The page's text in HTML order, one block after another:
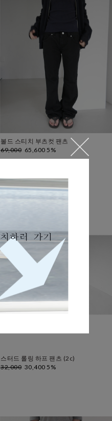
볼드 스티치 부츠컷 팬츠
69,000 65,600 5%
스터드 롤링 하프 팬츠 (2c)
32,000 30,400 5%